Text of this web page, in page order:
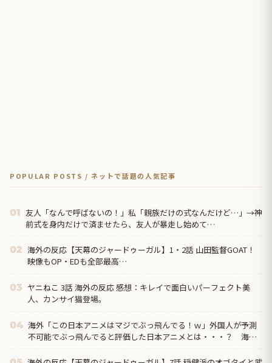
POPULAR POSTS / ネットで話題の人気記事
01 友人「なんで呼ばないの！」私「親族だけの式なんだけど…」→神
前式を身内だけで済ませたら、友人が暴走し始めて…
02 海外の反応【天幕のジャードゥーガル】1・2話 山田監督GOAT！
映像もOP・EDも全部最高…
03 ヤニねこ 3話 海外の反応 感想：キレイで面白いパーフェクト美
人、カンサイ猫登場。
04 海外「この日本アニメはマジでぶっ飛んでる！ｗ」外国人が予測
不可能でぶっ飛んでると評価した日本アニメとは・・・？ 海外